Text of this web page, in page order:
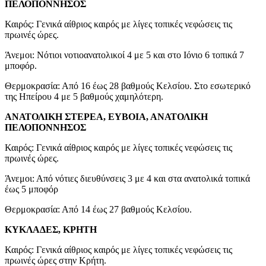
ΠΕΛΟΠΟΝΝΗΣΟΣ
Καιρός: Γενικά αίθριος καιρός με λίγες τοπικές νεφώσεις τις
πρωινές ώρες.
Άνεμοι: Νότιοι νοτιοανατολικοί 4 με 5 και στο Ιόνιο 6 τοπικά 7
μποφόρ.
Θερμοκρασία: Από 16 έως 28 βαθμούς Κελσίου. Στο εσωτερικό
της Ηπείρου 4 με 5 βαθμούς χαμηλότερη.
ΑΝΑΤΟΛΙΚΗ ΣΤΕΡΕΑ, ΕΥΒΟΙΑ, ΑΝΑΤΟΛΙΚΗ
ΠΕΛΟΠΟΝΝΗΣΟΣ
Καιρός: Γενικά αίθριος καιρός με λίγες τοπικές νεφώσεις τις
πρωινές ώρες.
Άνεμοι: Από νότιες διευθύνσεις 3 με 4 και στα ανατολικά τοπικά
έως 5 μποφόρ
Θερμοκρασία: Από 14 έως 27 βαθμούς Κελσίου.
ΚΥΚΛΑΔΕΣ, ΚΡΗΤΗ
Καιρός: Γενικά αίθριος καιρός με λίγες τοπικές νεφώσεις τις
πρωινές ώρες στην Κρήτη.